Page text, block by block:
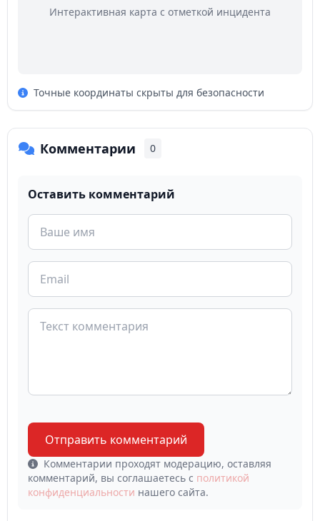
Интерактивная карта с отметкой инцидента
Точные координаты скрыты для безопасности
Комментарии 0
Оставить комментарий
Отправить комментарий
Комментарии проходят модерацию, оставляя
комментарий, вы соглашаетесь с политикой
конфиденциальности нашего сайта.